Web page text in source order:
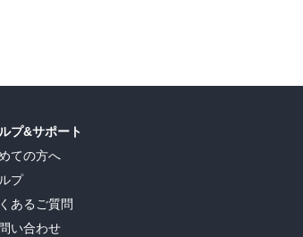
プ&サポート
ての方へ
プ
あるご質問
い合わせ